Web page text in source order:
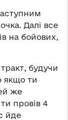
Далі все
на бойових,
будучи
якщо ти
же
провів 4
йде